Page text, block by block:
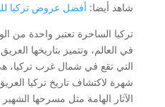
شاهد أيضا: أفضل عروض تركيا
تركيا الساحرة تعتبر واحدة من
في العالم، وتتميز بتاريخها
التي تقع في شمال غرب تركيا،
شهرة لاكتشاف تاريخ تركيا
الآثار الهامة مثل مسرحها